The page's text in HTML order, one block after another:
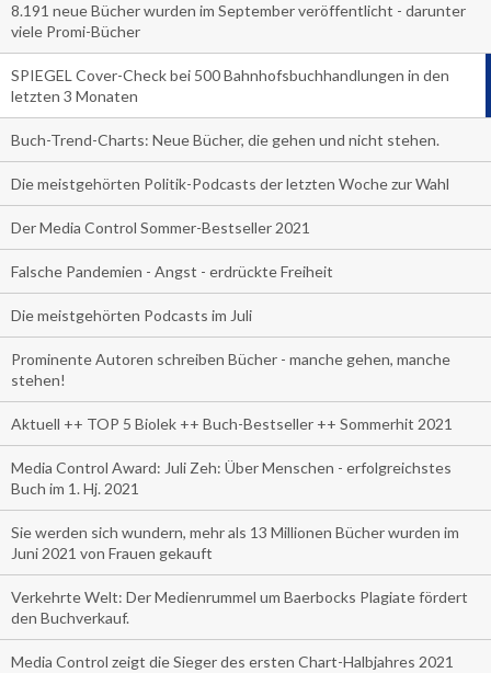
8.191 neue Bücher wurden im September veröffentlicht - darunter
viele Promi-Bücher
SPIEGEL Cover-Check bei 500 Bahnhofsbuchhandlungen in den
letzten 3 Monaten
Buch-Trend-Charts: Neue Bücher, die gehen und nicht stehen.
Die meistgehörten Politik-Podcasts der letzten Woche zur Wahl
Der Media Control Sommer-Bestseller 2021
Falsche Pandemien - Angst - erdrückte Freiheit
Die meistgehörten Podcasts im Juli
Prominente Autoren schreiben Bücher - manche gehen, manche
stehen!
Aktuell ++ TOP 5 Biolek ++ Buch-Bestseller ++ Sommerhit 2021
Media Control Award: Juli Zeh: Über Menschen - erfolgreichstes
Buch im 1. Hj. 2021
Sie werden sich wundern, mehr als 13 Millionen Bücher wurden im
Juni 2021 von Frauen gekauft
Verkehrte Welt: Der Medienrummel um Baerbocks Plagiate fördert
den Buchverkauf.
Media Control zeigt die Sieger des ersten Chart-Halbjahres 2021